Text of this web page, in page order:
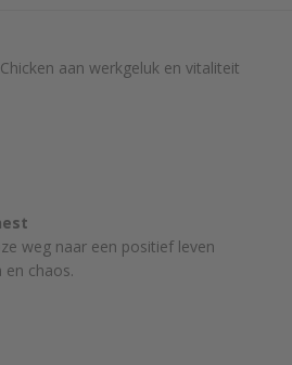
aan werkgeluk en vitaliteit
weg naar een positief leven
en chaos.